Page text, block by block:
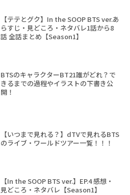
【テテとグク】In the SOOP BTS ver.あ
らすじ・見どころ・ネタバレ1話から8
話 全話まとめ【Season1】
BTSのキャラクターBT21誰がどれ？で
きるまでの過程やイラストの下書き公
開！
【いつまで見れる？】dTVで見れるBTS
のライブ・ワールドツアー一覧！！！
【In the SOOP BTS ver.】EP.4 感想・
見どころ・ネタバレ【Season1】